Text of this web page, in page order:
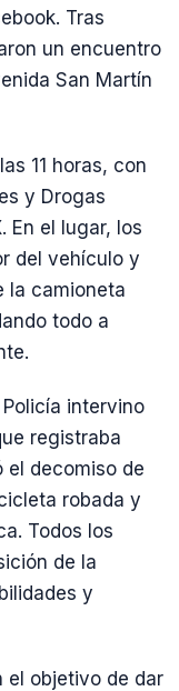
Tras
un encuentro
San Martín
11 horas, con
y Drogas
En el lugar, los
del vehículo y
la camioneta
todo a
intervino
registraba
el decomiso de
robada y
Todos los
de la
y
el objetivo de dar